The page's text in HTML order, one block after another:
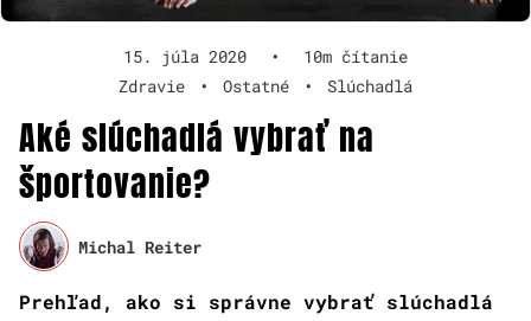
15. júla 2020 •
10m čítanie
Zdravie
• Ostatné • Slúchadlá
Aké slúchadlá vybrať na
športovanie?
Michal Reiter
Prehľad, ako si správne vybrať slúchadlá